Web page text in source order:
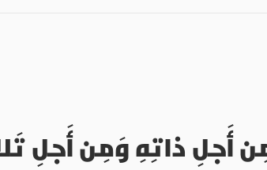
أَجلِ ذاتِهِ وَمِن أَجلِ